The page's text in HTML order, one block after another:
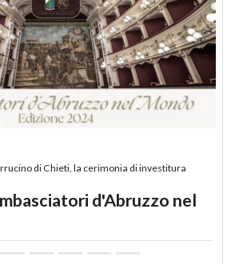
di Chieti, la cerimonia di investitura
d'Abruzzo nel